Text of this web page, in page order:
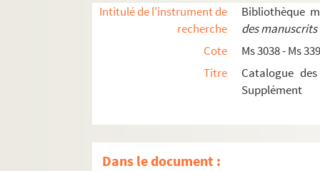
Intitulé de l'instrument de
recherche
Bibliothèque
des
Cote
Ms 3038 - Ms
Titre
Catalogue
Supplément
Dans le document :
Ms 3272/1 - 114. Correspondance
Ms 3273/1 - 301. Correspondance
Ms 3274/1 - 41. Correspondance
Ms 3275/1 - 3. Correspondance avec
Ms 3276/1 - 17. Correspondance diverse
Ms 3278/1 - 53. Famille Benoist et alliées
Ms 3279/1 - 124. Correspondance reçue